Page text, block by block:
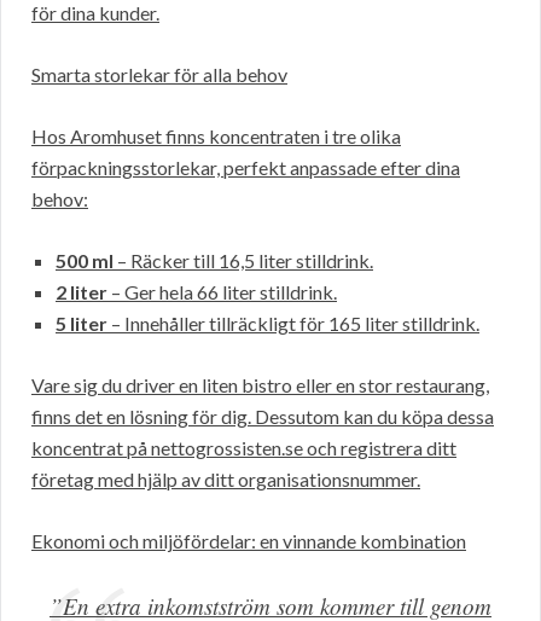
för dina kunder.
Smarta storlekar för alla behov
Hos Aromhuset finns koncentraten i tre olika
förpackningsstorlekar, perfekt anpassade efter dina
behov:
500 ml – Räcker till 16,5 liter stilldrink.
2 liter – Ger hela 66 liter stilldrink.
5 liter – Innehåller tillräckligt för 165 liter stilldrink.
Vare sig du driver en liten bistro eller en stor restaurang,
finns det en lösning för dig. Dessutom kan du köpa dessa
koncentrat på nettogrossisten.se och registrera ditt
företag med hjälp av ditt organisationsnummer.
Ekonomi och miljöfördelar: en vinnande kombination
”En extra inkomstström som kommer till genom